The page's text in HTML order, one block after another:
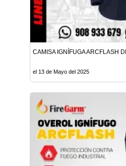
CAMISA IGNÍFUGA ARCFLASH
el 13 de Mayo del 2025